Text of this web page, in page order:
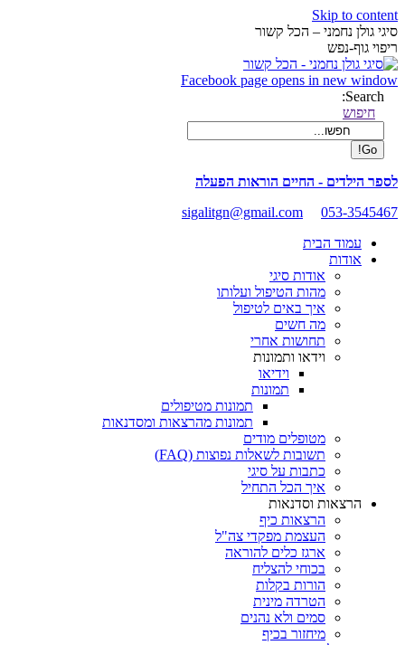
Skip to content
סיגי גולן נחמני – הכל קשור
ריפוי גוף-נפש
Facebook page opens in new window
Search:
חיפוש
לספר הילדים - החיים הוראות הפעלה
sigalitgn@gmail.com
053-3545467
עמוד הבית
אודות
אודות סיגי
מהות הטיפול ועלותו
איך באים לטיפול
מה חשים
תחושות אחרי
וידאו ותמונות
וידיאו
תמונות
תמונות מטיפולים
תמונות מהרצאות ומסדנאות
מטופלים מודים
תשובות לשאלות נפוצות (FAQ)
כתבות על סיגי
איך הכל התחיל
הרצאות וסדנאות
הרצאות כיף
העצמת מפקדי צה"ל
ארגז כלים להוראה
בכוחי להצליח
הורות בקלות
הטרדה מינית
סמים ולא נהנים
מיחזור בכיף